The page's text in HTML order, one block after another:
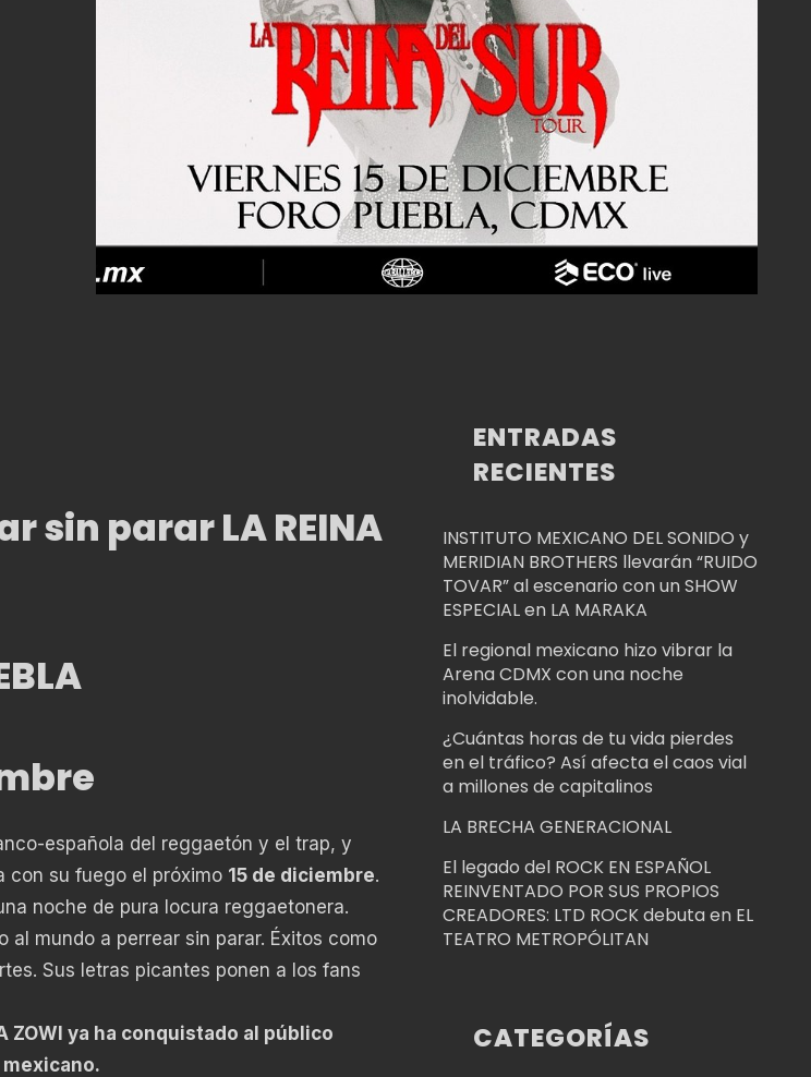
sin parar LA REINA
española del reggaetón y el trap, y
con su fuego el próximo 15 de diciembre.
noche de pura locura reggaetonera.
al mundo a perrear sin parar. Éxitos como
Sus letras picantes ponen a los fans
ya ha conquistado al público
ENTRADAS
RECIENTES
INSTITUTO MEXICANO DEL SONIDO y
MERIDIAN BROTHERS llevarán “RUIDO
TOVAR” al escenario con un SHOW
ESPECIAL en LA MARAKA
El regional mexicano hizo vibrar la
Arena CDMX con una noche
inolvidable.
¿Cuántas horas de tu vida pierdes
en el tráfico? Así afecta el caos vial
a millones de capitalinos
LA BRECHA GENERACIONAL
El legado del ROCK EN ESPAÑOL
REINVENTADO POR SUS PROPIOS
CREADORES: LTD ROCK debuta en EL
TEATRO METROPÓLITAN
CATEGORÍAS